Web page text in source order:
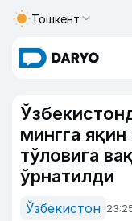
Тошкент
мингга
тўловига
ўрнатилди
Ўзбекистон